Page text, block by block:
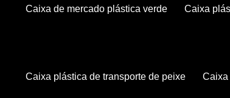
caixa de mercado plástica verde caixa
caixa plástica de transporte de peixe